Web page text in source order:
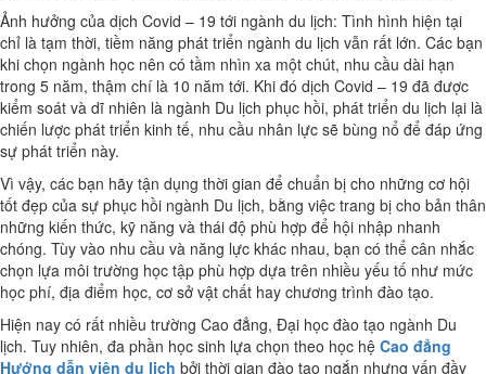
Ảnh hưởng của dịch Covid – 19 tới ngành du lịch: Tình hình hiện tại
chỉ là tạm thời, tiềm năng phát triển ngành du lịch vẫn rất lớn. Các bạn
khi chọn ngành học nên có tầm nhìn xa một chút, nhu cầu dài hạn
trong 5 năm, thậm chí là 10 năm tới. Khi đó dịch Covid – 19 đã được
kiểm soát và dĩ nhiên là ngành Du lịch phục hồi, phát triển du lịch lại là
chiến lược phát triển kinh tế, nhu cầu nhân lực sẽ bùng nổ để đáp ứng
sự phát triển này.
Vì vậy, các bạn hãy tận dụng thời gian để chuẩn bị cho những cơ hội
tốt đẹp của sự phục hồi ngành Du lịch, bằng việc trang bị cho bản thân
những kiến thức, kỹ năng và thái độ phù hợp để hội nhập nhanh
chóng. Tùy vào nhu cầu và năng lực khác nhau, bạn có thể cân nhắc
chọn lựa môi trường học tập phù hợp dựa trên nhiều yếu tố như mức
học phí, địa điểm học, cơ sở vật chất hay chương trình đào tạo.
Hiện nay có rất nhiều trường Cao đẳng, Đại học đào tạo ngành Du
lịch. Tuy nhiên, đa phần học sinh lựa chọn theo học hệ Cao đẳng
Hướng dẫn viên du lịch bởi thời gian đào tạo ngắn nhưng vấn đầy